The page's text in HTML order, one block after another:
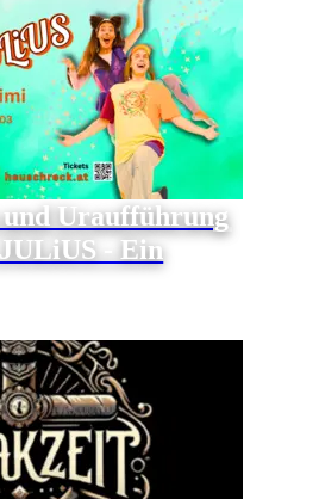
und Uraufführung
- Ein